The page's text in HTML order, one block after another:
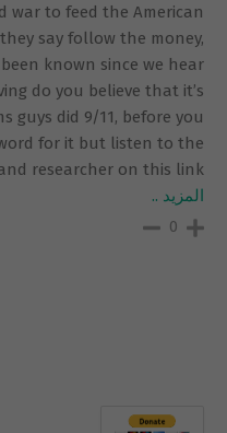
to feed the American
say follow the money,
known since we hear
do you believe that it’s
guys did 9/11, before you
for it but listen to the
researcher on this link
المزيد ..
0